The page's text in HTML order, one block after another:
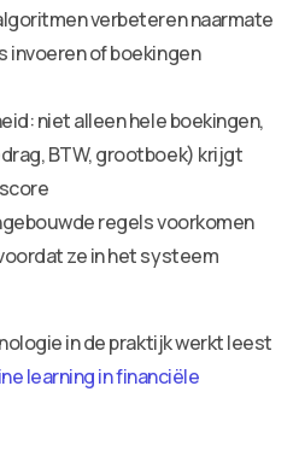
verbeteren naarmate
of boekingen
niet alleen hele boekingen,
BTW, grootboek) krijgt
regels voorkomen
ze in het systeem
in de praktijk werkt leest
learning in financiële